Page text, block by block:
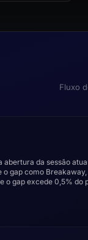
Fluxo
abertura da sessão
o gap como
o gap excede 0,5% do